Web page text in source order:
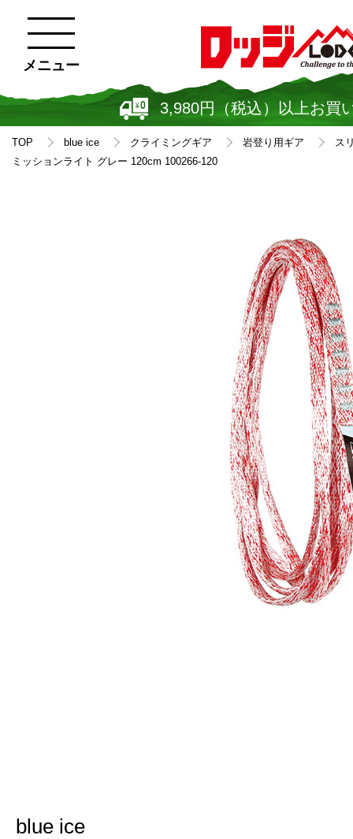
3,980円（税込）以上お買
メニュー
TOP blue ice クライミングギア 岩登り用ギア
ス
ミッションライト グレー 120cm 100266-120
blue ice